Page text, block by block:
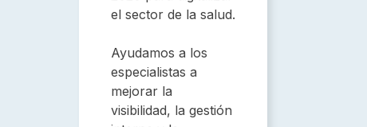
el sector de la salud.
Ayudamos a los
especialistas a
mejorar la
visibilidad, la gestión